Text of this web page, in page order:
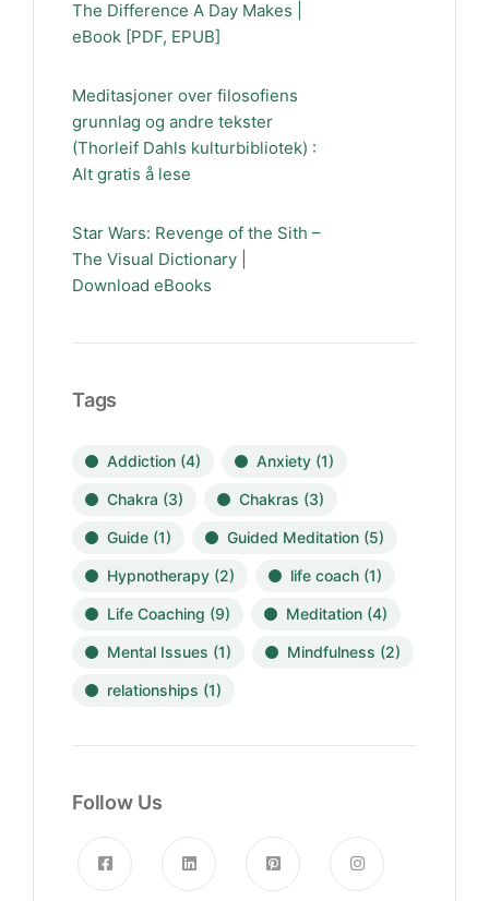
The Difference A Day Makes |
eBook [PDF, EPUB]
Meditasjoner over filosofiens
grunnlag og andre tekster
(Thorleif Dahls kulturbibliotek) :
Alt gratis å lese
Star Wars: Revenge of the Sith –
The Visual Dictionary |
Download eBooks
Tags
Addiction (4) Anxiety (1)
Chakra (3) Chakras (3)
Guide (1) Guided Meditation (5)
Hypnotherapy (2) life coach (1)
Life Coaching (9) Meditation (4)
Mental Issues (1) Mindfulness (2)
relationships (1)
Follow Us